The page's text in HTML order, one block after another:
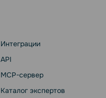
Интеграции
API
MCP-сервер
Каталог экспертов